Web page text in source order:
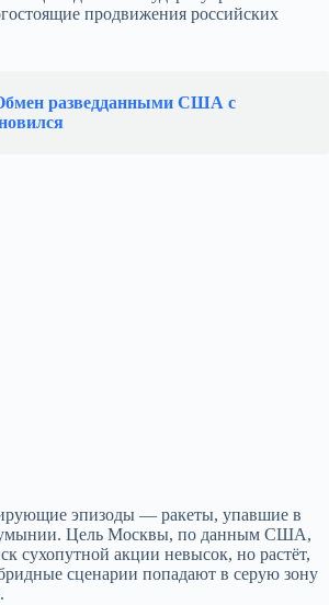
продвижения российских
разведданными США с
эпизоды — ракеты, упавшие в
Цель Москвы, по данным США,
сухопутной акции невысок, но растёт,
сценарии попадают в серую зону